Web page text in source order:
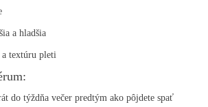
a hladšia
textúru pleti
do týždňa večer predtým ako pôjdete spať